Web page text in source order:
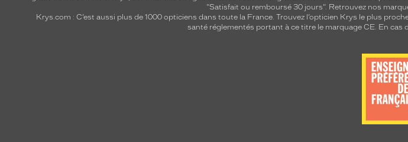
"Satisfait ou remboursé 30 jours". Retrouvez nos
Krys.com : C’est aussi plus de 1000 opticiens dans toute la France. Trouvez l’opticien Krys le plus
santé réglementés portant à ce titre le marquage CE. En